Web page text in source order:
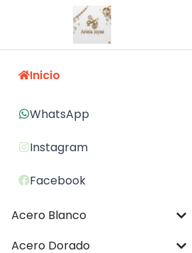
Inicio
WhatsApp
Instagram
Facebook
Acero Blanco
Acero Dorado